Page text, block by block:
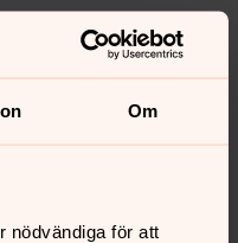
Om
nödvändiga för att
sidans